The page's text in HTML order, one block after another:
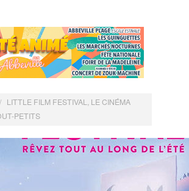
/ LITTLE FILM FESTIVAL, LE CINÉMA
PETITS